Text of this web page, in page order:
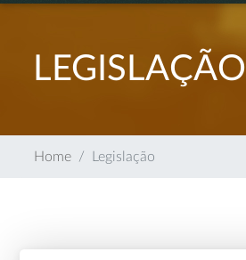
LEGISLAÇÃO
Home Legislação